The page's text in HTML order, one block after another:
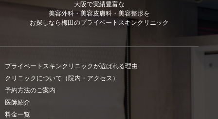
大阪で実績豊富な
美容外科・美容皮膚科・美容整形を
お探しなら梅田のプライベートスキンクリニック
プライベートスキンクリニックが選ばれる理由
クリニックについて（院内・アクセス）
予約方法のご案内
医師紹介
料金一覧